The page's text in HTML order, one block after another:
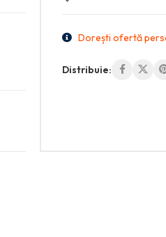
Dorești ofertă
Distribuie: